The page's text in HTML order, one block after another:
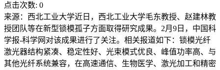
点击次数: 0
来源：西北工业大学近日，西北工业大学毛东教授、赵建林教
授团队等在新型锁模孤子方面取得研究成果。2月9日，中国科
学报-科学网对该成果进行了关注。相关报道如下：锁模光纤
激光器结构紧凑、稳定性好、光束模式优良、峰值功率高、与
其他光纤系统兼容，在高速通信、生物医学、激光加工和精密